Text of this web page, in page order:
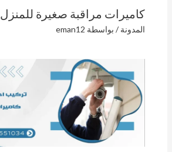
كاميرات مراقبة صغيرة للمنزل
المدونة / بواسطة eman12